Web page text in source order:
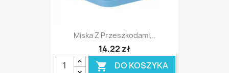
Miska Z Przeszkodami...
14,22 zł
 DO KOSZYKA